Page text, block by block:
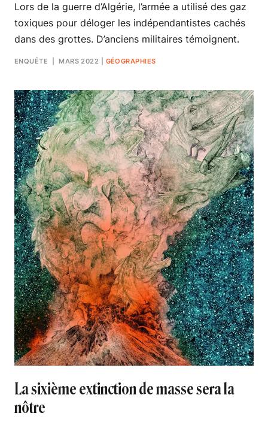
Lors de la guerre d’Algérie, l’armée a utilisé des gaz
toxiques pour déloger les indépendantistes cachés
dans des grottes. D’anciens militaires témoignent.
ENQUÊTE | MARS 2022 GÉOGRAPHIES
La sixième extinction de masse sera la
nôtre